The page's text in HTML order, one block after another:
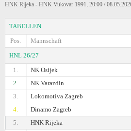
HNK Rijeka - HNK Vukovar 1991, 20:00 /
TABELLEN
Pos.
Mannschaft
HNL 26/27
1.
NK Osijek
2.
NK Varazdin
3.
Lokomotiva Zagreb
4.
Dinamo Zagreb
5.
HNK Rijeka